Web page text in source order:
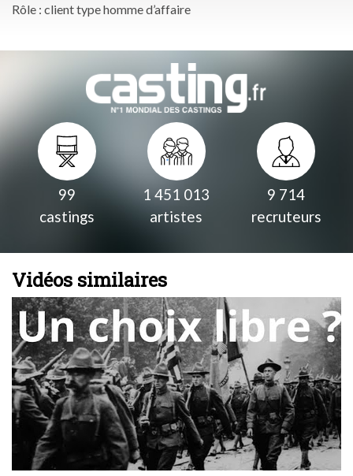
Rôle : client type homme d’affaire
99
castings
1 451 013
artistes
9 714
recruteurs
Vidéos similaires